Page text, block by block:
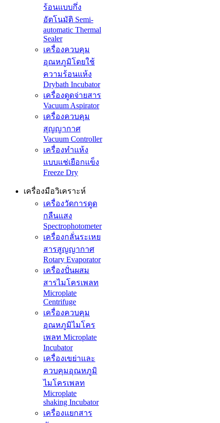
ร้อนแบบกึ่ง
อัตโนมัติ Semi-
automatic Thermal
Sealer
เครื่องควบคุม
อุณหภูมิโดยใช้
ความร้อนแห้ง
Drybath Incubator
เครื่องดูดจ่ายสาร
Vacuum Aspirator
เครื่องควบคุม
สุญญากาศ
Vacuum Controller
เครื่องทำแห้ง
แบบแช่เยือกแข็ง
Freeze Dry
เครื่องมือวิเคราะห์
เครื่องวัดการดูด
กลืนแสง
Spectrophotometer
เครื่องกลั่นระเหย
สารสูญญากาศ
Rotary Evaporator
เครื่องปั่นผสม
สารไมโครเพลท
Microplate
Centrifuge
เครื่องควบคุม
อุณหภูมิไมโคร
เพลท Microplate
Incubator
เครื่องเขย่าและ
ควบคุมอุณหภูมิ
ไมโครเพลท
Microplate
shaking Incubator
เครื่องแยกสาร